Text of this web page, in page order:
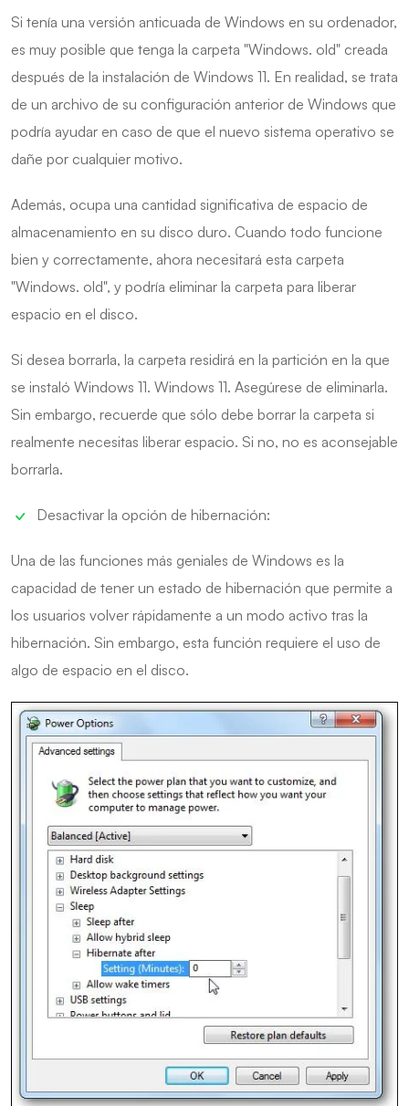
Si tenía una versión anticuada de Windows en su ordenador,
es muy posible que tenga la carpeta "Windows. old" creada
después de la instalación de Windows 11. En realidad, se trata
de un archivo de su configuración anterior de Windows que
podría ayudar en caso de que el nuevo sistema operativo se
dañe por cualquier motivo.
Además, ocupa una cantidad significativa de espacio de
almacenamiento en su disco duro. Cuando todo funcione
bien y correctamente, ahora necesitará esta carpeta
"Windows. old", y podría eliminar la carpeta para liberar
espacio en el disco.
Si desea borrarla, la carpeta residirá en la partición en la que
se instaló Windows 11. Windows 11. Asegúrese de eliminarla.
Sin embargo, recuerde que sólo debe borrar la carpeta si
realmente necesitas liberar espacio. Si no, no es aconsejable
borrarla.
Desactivar la opción de hibernación:
Una de las funciones más geniales de Windows es la
capacidad de tener un estado de hibernación que permite a
los usuarios volver rápidamente a un modo activo tras la
hibernación. Sin embargo, esta función requiere el uso de
algo de espacio en el disco.